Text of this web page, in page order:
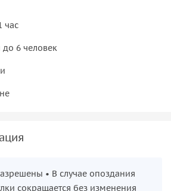
час
6 человек
• В случае опоздания
сокращается без изменения